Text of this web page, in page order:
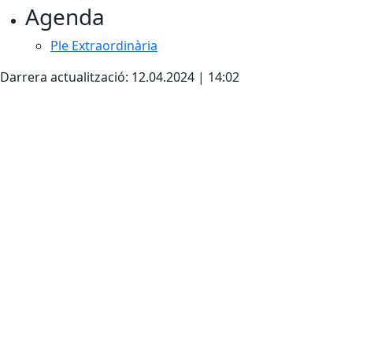
Agenda
Ple Extraordinària
Darrera actualització: 12.04.2024 | 14:02